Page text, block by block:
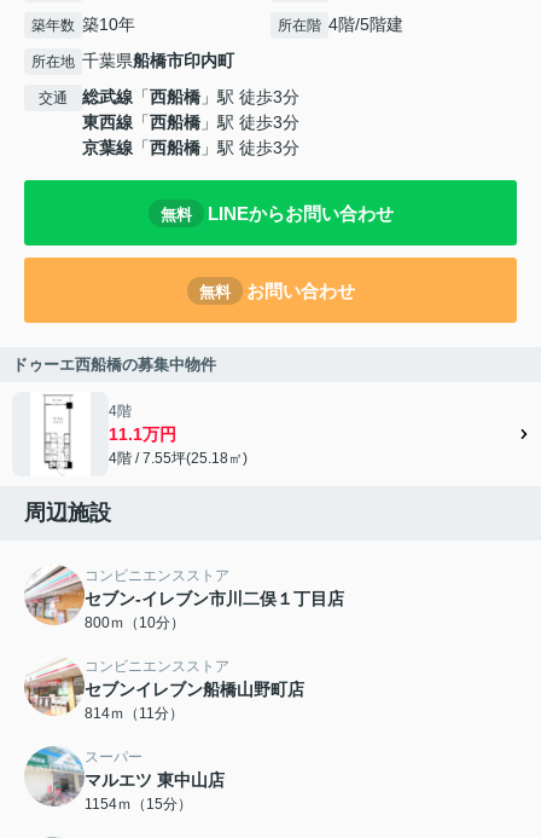
築年数 築10年 所在階 4階/5階建
所在地 千葉県船橋市印内町
交通 総武線 「西船橋 」駅 徒歩3分
東西線 「西船橋 」駅 徒歩3分
京葉線 「西船橋 」駅 徒歩3分
無料 LINEからお問い合わせ
無料 お問い合わせ
ドゥーエ西船橋の募集中物件
4階
11.1万円
4階 / 7.55坪(25.18㎡)
周辺施設
コンビニエンスストア
セブン-イレブン市川二俣１丁目店
800ｍ（10分）
コンビニエンスストア
セブンイレブン船橋山野町店
814ｍ（11分）
スーパー
マルエツ 東中山店
1154ｍ（15分）